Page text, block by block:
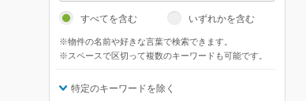
すべてを含む いずれかを含む
※物件の名前や好きな言葉で検索できます。
※スペースで区切って複数のキーワードも可能です。
特定のキーワードを除く